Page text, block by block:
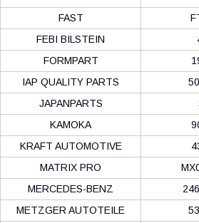
FAST
FEBI BILSTEIN
FORMPART
IAP QUALITY PARTS
JAPANPARTS
KAMOKA
KRAFT AUTOMOTIVE
MATRIX PRO
MERCEDES-BENZ
METZGER AUTOTEILE